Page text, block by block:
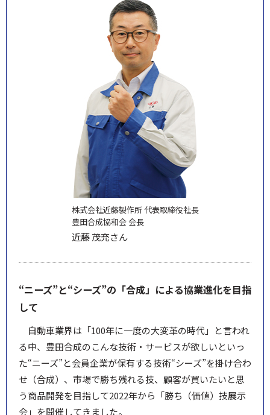
株式会社近藤製作所 代表取締役社長
豊田合成協和会 会長
近藤 茂充さん
“ニーズ”と“シーズ”の「合成」による協業進化を目指
して
自動車業界は「100年に一度の大変革の時代」と言われ
る中、豊田合成のこんな技術・サービスが欲しいといっ
た“ニーズ”と会員企業が保有する技術“シーズ”を掛け合わ
せ（合成）、市場で勝ち残れる技、顧客が買いたいと思
う商品開発を目指して2022年から「勝ち（価値）技展示
会」を開催してきました。